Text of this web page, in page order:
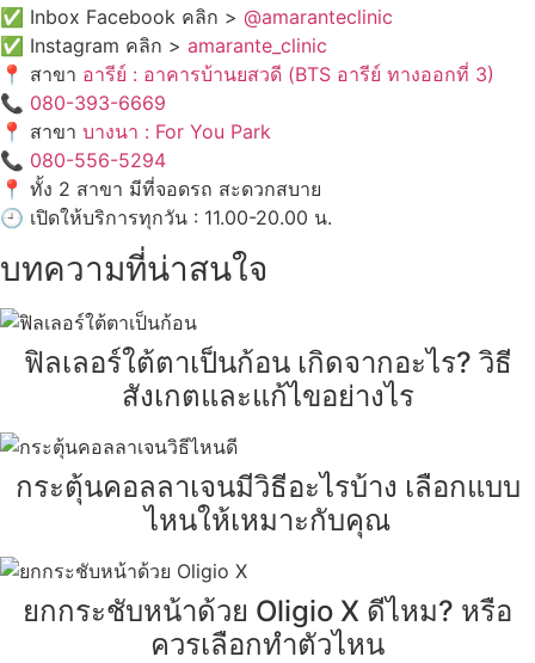
✅ Inbox Facebook คลิก > @amaranteclinic
✅ Instagram คลิก > amarante_clinic
📍 สาขา อารีย์ : อาคารบ้านยสวดี (BTS อารีย์ ทางออกที่ 3)
📞 080-393-6669
📍 สาขา บางนา : For You Park
📞 080-556-5294
📍 ทั้ง 2 สาขา มีที่จอดรถ สะดวกสบาย
🕘 เปิดให้บริการทุกวัน : 11.00-20.00 น.
บทความที่น่าสนใจ
ฟิลเลอร์ใต้ตาเป็นก้อน เกิดจากอะไร? วิธี
สังเกตและแก้ไขอย่างไร
กระตุ้นคอลลาเจนมีวิธีอะไรบ้าง เลือกแบบ
ไหนให้เหมาะกับคุณ
ยกกระชับหน้าด้วย Oligio X ดีไหม? หรือ
ควรเลือกทำตัวไหน